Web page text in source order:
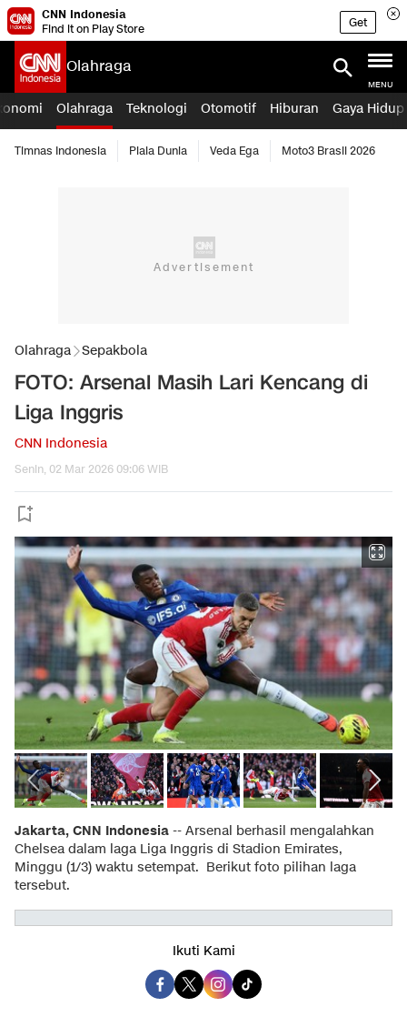
CNN Indonesia
Find it on Play Store
Get
Olahraga
MENU
Olahraga Teknologi Otomotif Hiburan Gaya Hidup
Timnas Indonesia Piala Dunia Veda Ega Moto3 Brasil 2026
Olahraga Sepakbola
FOTO: Arsenal Masih Lari Kencang di
Liga Inggris
CNN Indonesia
Senin, 02 Mar 2026 09:06 WIB
Jakarta, CNN Indonesia -- Arsenal berhasil mengalahkan
Chelsea dalam laga Liga Inggris di Stadion Emirates,
Minggu (1/3) waktu setempat. Berikut foto pilihan laga
tersebut.
Ikuti Kami